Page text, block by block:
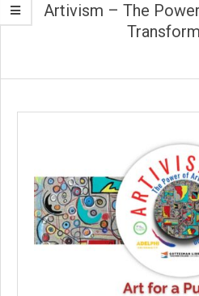
Artivism – The